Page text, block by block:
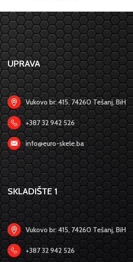
UPRAVA
Vukovo br: 415, 74260 Tešanj, BiH
+387 32 942 526
info@euro-skele.ba
SKLADIŠTE 1
Vukovo br: 415, 74260 Tešanj, BiH
+387 32 942 526